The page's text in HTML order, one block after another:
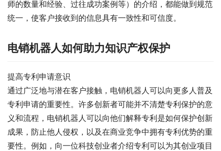
师的数量和经验、过往成功案例等）的介绍，都能做到规范
统一，使客户接收到的信息具有一致性和可信度。
电销机器人如何助力知识产权保护
提高专利申请意识
通过广泛地与潜在客户接触，电销机器人可以向更多人普及
专利申请的重要性。许多创新者可能并不清楚专利保护的意
义和流程，电销机器人可以向他们解释专利是如何保护创新
成果，防止他人侵权，以及在商业竞争中拥有专利优势的重
要性。例如，向一位科技创业者介绍专利可以为其创业项目